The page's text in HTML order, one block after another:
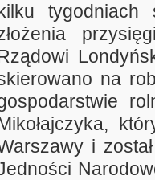
tygodniach
na
i